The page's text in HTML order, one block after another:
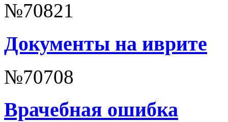
№70821
Документы на иврите
№70708
Врачебная ошибка